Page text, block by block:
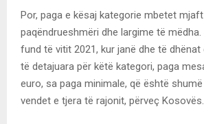
Por, paga e kësaj kategorie mbetet
paqëndrueshmëri dhe largime të mëdha.
fund të vitit 2021, kur janë dhe të
të detajuara për këtë kategori, paga
euro, sa paga minimale, që është
vendet e tjera të rajonit, përveç Kosovës.